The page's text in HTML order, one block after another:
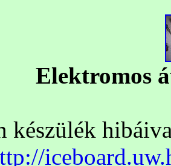
Elektromos
készülék